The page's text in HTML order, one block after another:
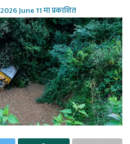
2026 June 11 मा प्रकाशित